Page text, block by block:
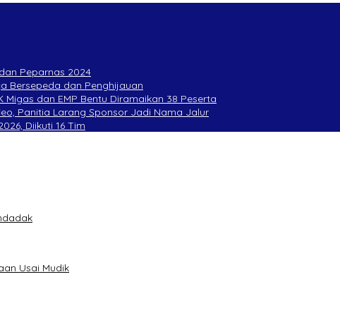
Peparnas 2024
Bersepeda dan Penghijauan
dan EMP Bentu Diramaikan 38 Peserta
Panitia Larang Sponsor Jadi Nama Jalur
Diikuti 16 Tim
Usai Mudik